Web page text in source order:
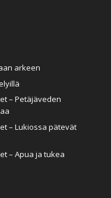
arkeen
– Petäjäveden
– Lukiossa pätevät
– Apua ja tukea